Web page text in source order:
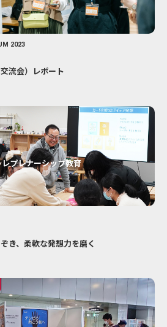
2023
流会）レポート
レプレナーシップ教育
き、柔軟な発想力を磨く